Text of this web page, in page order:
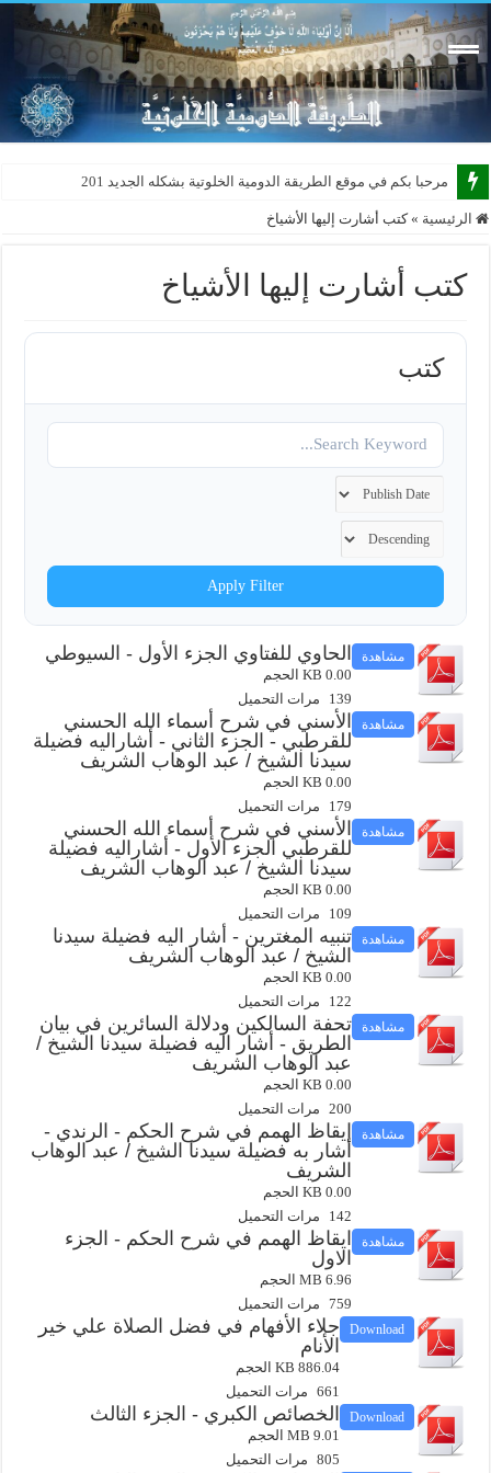
مرحبا بكم في موقع الطريقة الدومية الخلوتية بشكله الجديد 2015
الرئيسية » كتب أشارت إليها الأشياخ
كتب أشارت إليها الأشياخ
كتب
Apply Filter
مشاهدة الحاوي للفتاوي الجزء الأول - السيوطي
0.00 KB الحجم
139 مرات التحميل
مشاهدة
الأسني في شرح أسماء الله الحسني
للقرطبي - الجزء الثاني - أشاراليه فضيلة
سيدنا الشيخ / عبد الوهاب الشريف
0.00 KB الحجم
179 مرات التحميل
مشاهدة
الأسني في شرح أسماء الله الحسني
للقرطبي الجزء الأول - أشاراليه فضيلة
سيدنا الشيخ / عبد الوهاب الشريف
0.00 KB الحجم
109 مرات التحميل
مشاهدة
تنبيه المغترين - أشار اليه فضيلة سيدنا
الشيخ / عبد الوهاب الشريف
0.00 KB الحجم
122 مرات التحميل
مشاهدة
تحفة السالكين ودلالة السائرين في بيان
الطريق - أشار اليه فضيلة سيدنا الشيخ /
عبد الوهاب الشريف
0.00 KB الحجم
200 مرات التحميل
مشاهدة
إيقاظ الهمم في شرح الحكم - الرندي -
أشار به فضيلة سيدنا الشيخ / عبد الوهاب
الشريف
0.00 KB الحجم
142 مرات التحميل
مشاهدة
ايقاظ الهمم في شرح الحكم - الجزء
الاول
6.96 MB الحجم
759 مرات التحميل
Download
جلاء الأفهام في فضل الصلاة علي خير
الأنام
886.04 KB الحجم
661 مرات التحميل
Download الخصائص الكبري - الجزء الثالث
9.01 MB الحجم
805 مرات التحميل